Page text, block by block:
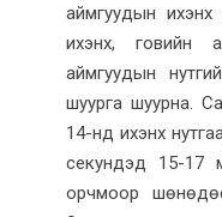
аймгуудын
ихэнх, говийн
аймгуудын
шуурга шуурна.
14-нд ихэнх
секундэд 15-17
орчмоор